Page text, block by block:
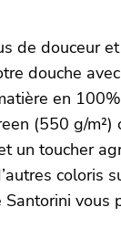
:
de douceur
douche
en
(550 g/
un toucher
coloris
vous